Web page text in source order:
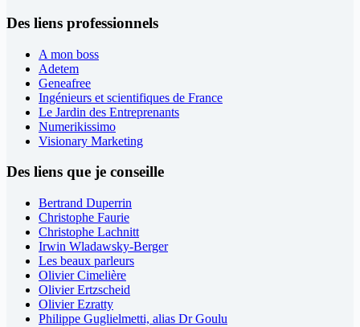
Des liens professionnels
A mon boss
Adetem
Geneafree
Ingénieurs et scientifiques de France
Le Jardin des Entreprenants
Numerikissimo
Visionary Marketing
Des liens que je conseille
Bertrand Duperrin
Christophe Faurie
Christophe Lachnitt
Irwin Wladawsky-Berger
Les beaux parleurs
Olivier Cimelière
Olivier Ertzscheid
Olivier Ezratty
Philippe Guglielmetti, alias Dr Goulu